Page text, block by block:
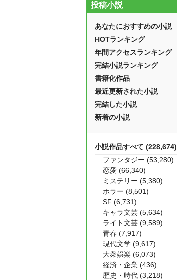
投稿小説
あなたにおすすめの小説
HOTランキング
年間アクセスランキング
完結小説ランキング
書籍化作品
最近更新された小説
完結した小説
新着の小説
小説作品すべて (228,674)
ファンタジー (53,280)
恋愛 (66,340)
ミステリー (5,380)
ホラー (8,501)
SF (6,731)
キャラ文芸 (5,634)
ライト文芸 (9,589)
青春 (7,917)
現代文学 (9,617)
大衆娯楽 (6,073)
経済・企業 (436)
歴史・時代 (3,218)